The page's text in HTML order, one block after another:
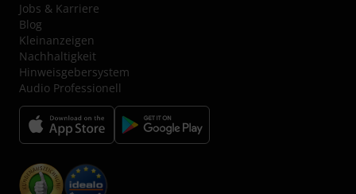
Jobs & Karriere
Blog
Kleinanzeigen
Nachhaltigkeit
Hinweisgebersystem
Audio Professionell